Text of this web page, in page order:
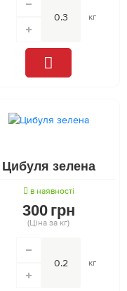
кг
Цибуля зелена
в наявності
300 грн
(Ціна за кг)
кг